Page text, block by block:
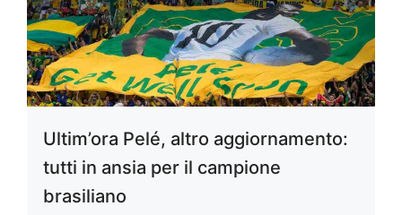
Ultim’ora Pelé, altro aggiornamento:
tutti in ansia per il campione
brasiliano